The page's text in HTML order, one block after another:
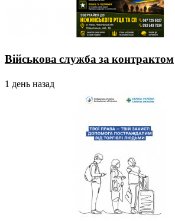
Військова служба за контрактом
1 день назад